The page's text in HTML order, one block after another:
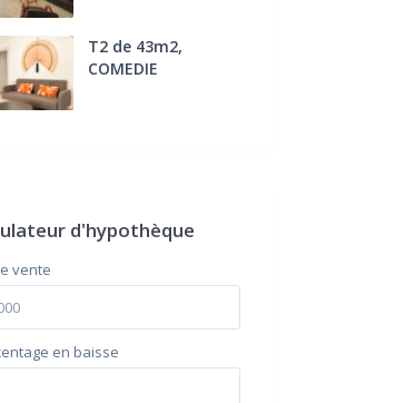
T2 de 43m2,
COMEDIE
d'hypothèque
vente
en baisse